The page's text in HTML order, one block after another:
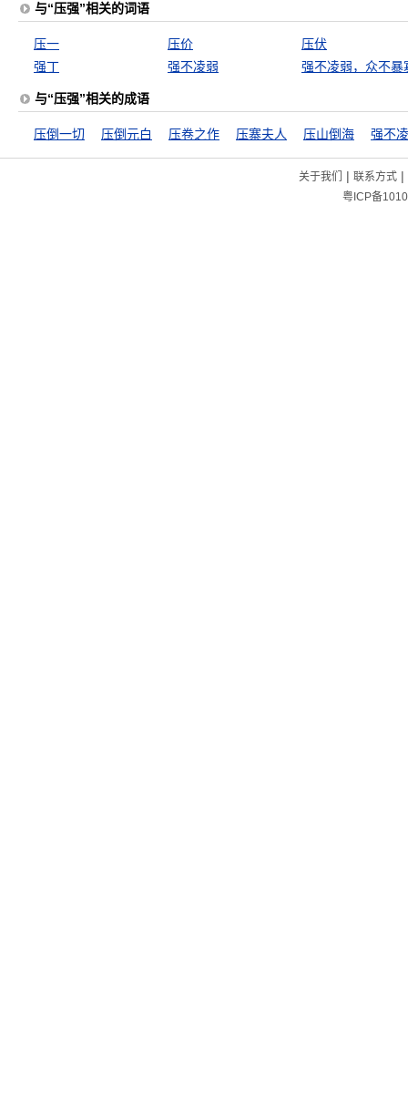
与“压强”相关的词语
压一 压价
压伏
强丁
强不凌弱 强不凌弱，众不暴
与“压强”相关的成语
压倒一切 压倒元白 压卷之作 压寨夫人 压山倒海 强不
关于我们 | 联系方式|
粤ICP备